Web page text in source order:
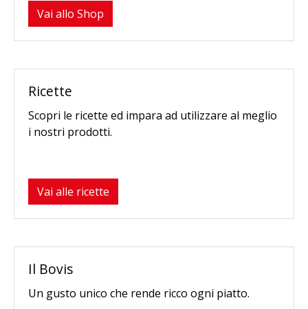
Vai allo Shop
Ricette
Scopri le ricette ed impara ad utilizzare al meglio
i nostri prodotti.
Vai alle ricette
Il Bovis
Un gusto unico che rende ricco ogni piatto.